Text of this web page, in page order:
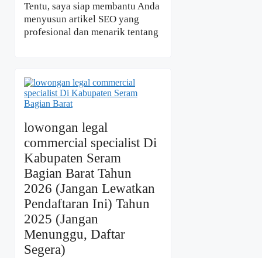
Tentu, saya siap membantu Anda
menyusun artikel SEO yang
profesional dan menarik tentang
lowongan legal
commercial specialist Di
Kabupaten Seram
Bagian Barat Tahun
2026 (Jangan Lewatkan
Pendaftaran Ini) Tahun
2025 (Jangan
Menunggu, Daftar
Segera)